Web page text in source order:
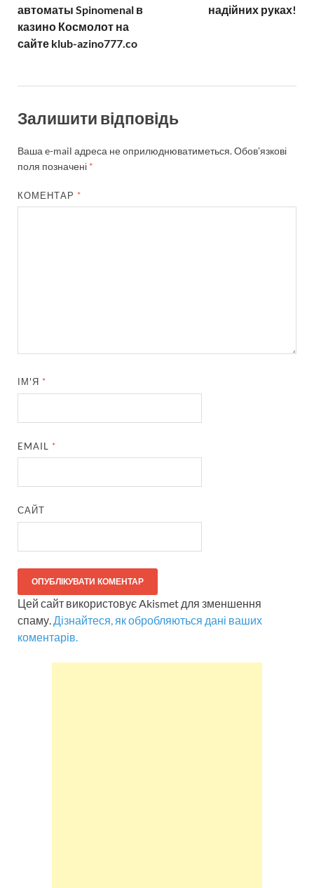
автоматы Spinomenal в
казино Космолот на
сайте klub-azino777.co
надійних руках!
Залишити відповідь
Ваша e-mail адреса не оприлюднюватиметься.Обов’язкові
поля позначені *
КОМЕНТАР *
ІМ'Я *
EMAIL *
САЙТ
Цей сайт використовує Akismet для зменшення
спаму.Дізнайтеся, як обробляються дані ваших
коментарів.